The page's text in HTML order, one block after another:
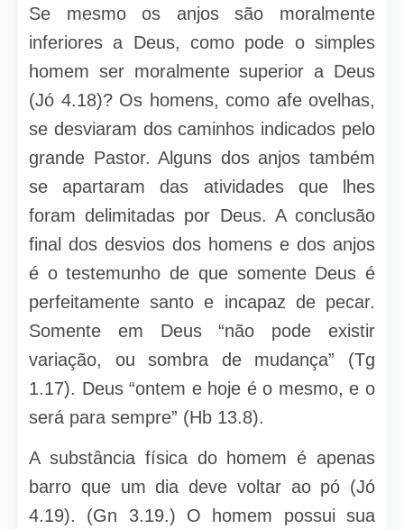
Se mesmo os anjos são moralmente
inferiores a Deus, como pode o simples
homem ser moralmente superior a Deus
(Jó 4.18)? Os homens, como afe ovelhas,
se desviaram dos caminhos indicados pelo
grande Pastor. Alguns dos anjos também
se apartaram das atividades que lhes
foram delimitadas por Deus. A conclusão
final dos desvios dos homens e dos anjos
é o testemunho de que somente Deus é
perfeitamente santo e incapaz de pecar.
Somente em Deus “não pode existir
variação, ou sombra de mudança” (Tg
1.17). Deus “ontem e hoje é o mesmo, e o
será para sempre” (Hb 13.8).
A substância física do homem é apenas
barro que um dia deve voltar ao pó (Jó
4.19). (Gn 3.19.) O homem possui sua